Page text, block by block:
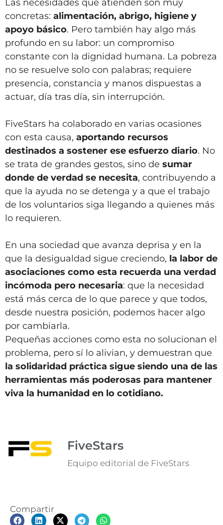
Las necesidades que atienden son muy
concretas: alimentación, abrigo, higiene y
apoyo básico. Pero también hay algo más
profundo en su labor: un compromiso
constante con la dignidad humana. La pobreza
no se resuelve solo con palabras; requiere
presencia, constancia y manos dispuestas a
actuar, día tras día, sin interrupción.
FiveStars ha colaborado en varias ocasiones
con esta causa, aportando recursos
destinados a sostener ese esfuerzo diario. No
se trata de grandes gestos, sino de sumar
donde de verdad se necesita, contribuyendo a
que la ayuda no se detenga y a que el trabajo
de los voluntarios siga llegando a quienes más
lo requieren.
En una sociedad que avanza deprisa y en la
que la desigualdad sigue creciendo, la labor de
asociaciones como esta recuerda una verdad
incómoda pero necesaria: que la necesidad
está más cerca de lo que parece y que todos,
desde nuestra posición, podemos hacer algo
por cambiarla.
Pequeñas acciones como esta no solucionan el
problema, pero sí lo alivian, y demuestran que
la solidaridad práctica sigue siendo una de las
herramientas más poderosas para mantener
viva la humanidad en lo cotidiano.
FiveStars
Equipo editorial de FiveStars
Compartir